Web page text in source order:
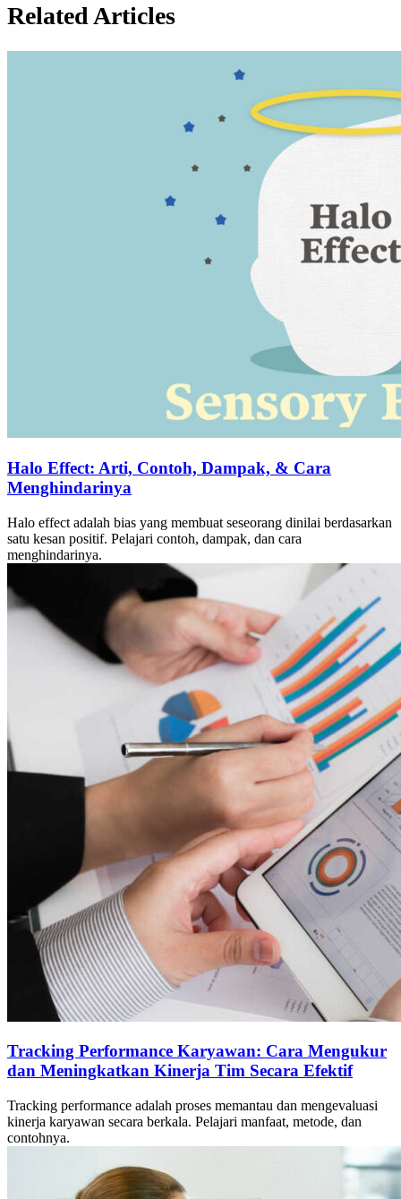
Related Articles
Halo Effect: Arti, Contoh, Dampak, & Cara
Menghindarinya
Halo effect adalah bias yang membuat seseorang dinilai berdasarkan
satu kesan positif. Pelajari contoh, dampak, dan cara
menghindarinya.
Tracking Performance Karyawan: Cara Mengukur
dan Meningkatkan Kinerja Tim Secara Efektif
Tracking performance adalah proses memantau dan mengevaluasi
kinerja karyawan secara berkala. Pelajari manfaat, metode, dan
contohnya.